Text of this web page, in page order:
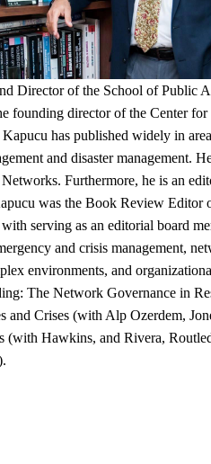
Director of the School of Public
founding director of the Center
has published widely in
and disaster management.
Furthermore, he is an
was the Book Review Editor
serving as an editorial board
and crisis management,
environments, and
The Network Governance in
and Crises (with Alp Ozerdem,
(with Hawkins, and Rivera,